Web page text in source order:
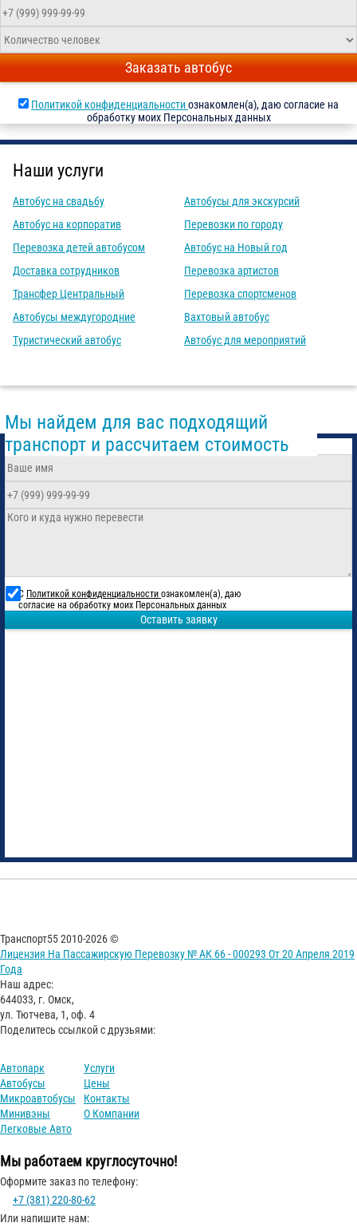
Заказать автобус
Политикой конфиденциальностиознакомлен(а), даю согласие на
обработку моих Персональных данных
Наши услуги
Автобус на свадьбу
Автобус на корпоратив
Перевозка детей автобусом
Доставка сотрудников
Трансфер Центральный
Автобусы междугородние
Туристический автобус
Автобусы для экскурсий
Перевозки по городу
Автобус на Новый год
Перевозка артистов
Перевозка спортсменов
Вахтовый автобус
Автобус для мероприятий
Мы найдем для вас подходящий
транспорт и рассчитаем стоимость
С Политикой конфиденциальности ознакомлен(а), даю
согласие на обработку моих Персональных данных
Оставить заявку
Транспорт55 2010-2026 ©
Лицензия На Пассажирскую Перевозку № АК 66 - 000293 От 20 Апреля 2019
Года
Наш адрес:
644033, г. Омск,
ул. Тютчева, 1, оф. 4
Поделитесь ссылкой с друзьями:
Автопарк
Автобусы
Микроавтобусы
Минивэны
Легковые Авто
Услуги
Цены
Контакты
О Компании
Мы работаем круглосуточно!
Оформите заказ по телефону:
+7 (381) 220-80-62
Или напишите нам: